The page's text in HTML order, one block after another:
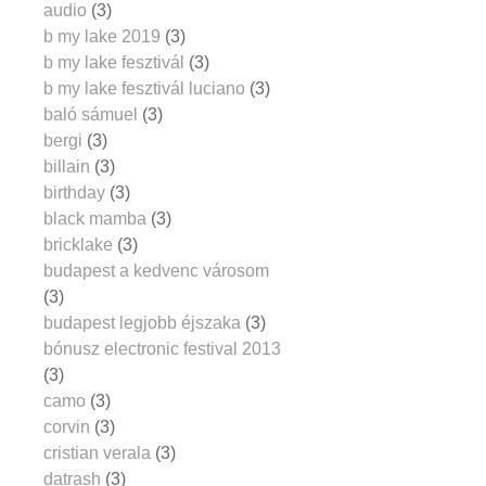
audio (3)
b my lake 2019 (3)
b my lake fesztivál (3)
b my lake fesztivál luciano (3)
baló sámuel (3)
bergi (3)
billain (3)
birthday (3)
black mamba (3)
bricklake (3)
budapest a kedvenc városom
(3)
budapest legjobb éjszaka (3)
bónusz electronic festival 2013
(3)
camo (3)
corvin (3)
cristian verala (3)
datrash (3)